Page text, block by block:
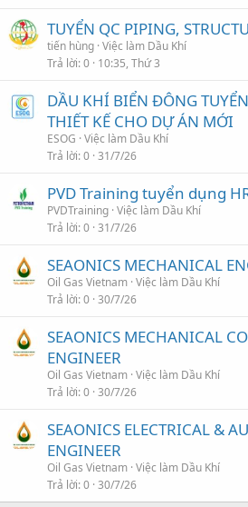
TUYỂN QC PIPING,
tiến hùng Việc làm Dầu Khí
Trả lời 0 10:35, Thứ 3
DẦU KHÍ BIỂN ĐÔNG
THIẾT KẾ CHO DỰ ÁN MỚI
ESOG Việc làm Dầu Khí
Trả lời 0 31/7/26
PVD Training tuyển dụng
PVDTraining Việc làm Dầu Khí
Trả lời 0 31/7/26
SEAONICS MECHANICAL
Oil Gas Vietnam Việc làm Dầu Khí
Trả lời 0 30/7/26
SEAONICS MECHANICAL
ENGINEER
Oil Gas Vietnam Việc làm Dầu Khí
Trả lời 0 30/7/26
SEAONICS ELECTRICAL &
ENGINEER
Oil Gas Vietnam Việc làm Dầu Khí
Trả lời 0 30/7/26